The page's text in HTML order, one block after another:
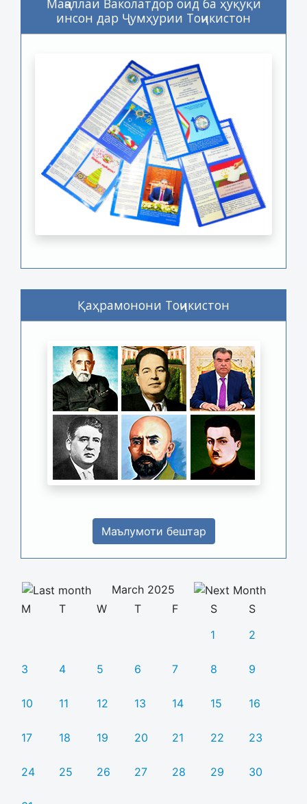
Маҷаллаи Ваколатдор оид ба ҳуқуқи
инсон дар Ҷумҳурии Тоҷикистон
Қаҳрамонони Тоҷикистон
Маълумоти бештар
March 2025
M
T W T F S
S
1
2
3 4 5 6 7 8 9
10 11 12 13 14 15 16
17 18 19 20 21 22 23
24 25 26 27 28 29 30